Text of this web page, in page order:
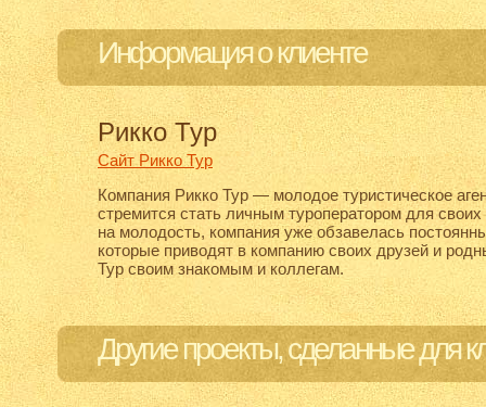
Информация о клиенте
Рикко Тур
Сайт Рикко Тур
Компания Рикко Тур — молодое туристическое
стремится стать личным туроператором для
на молодость, компания уже обзавелась
которые приводят в компанию своих друзей и
Тур своим знакомым и коллегам.
Другие проекты, сделанные для